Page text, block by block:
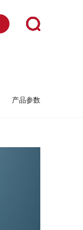
产品参数